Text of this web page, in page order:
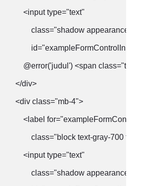
type="text"
appearance-none border
<span class="text-red-
4">
text-gray-700 text-sm
type="text"
appearance-none border